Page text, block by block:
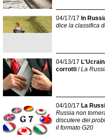
04/17/17 In
dice la classifica
04/13/17
corrotti /La
04/10/17 La
Russia non
discutere dei
il formato G20